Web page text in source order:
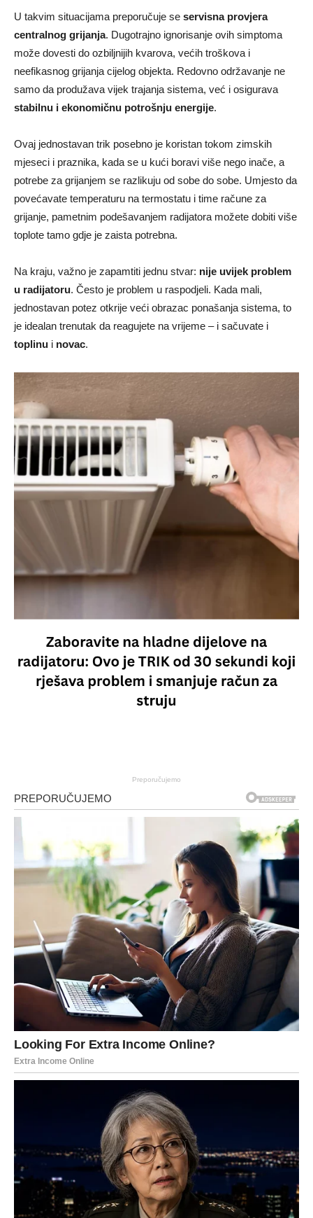
U takvim situacijama preporučuje se servisna provjera
centralnog grijanja. Dugotrajno ignorisanje ovih simptoma
može dovesti do ozbiljnijih kvarova, većih troškova i
neefikasnog grijanja cijelog objekta. Redovno održavanje ne
samo da produžava vijek trajanja sistema, već i osigurava
stabilnu i ekonomičnu potrošnju energije.
Ovaj jednostavan trik posebno je koristan tokom zimskih
mjeseci i praznika, kada se u kući boravi više nego inače, a
potrebe za grijanjem se razlikuju od sobe do sobe. Umjesto da
povećavate temperaturu na termostatu i time račune za
grijanje, pametnim podešavanjem radijatora možete dobiti više
toplote tamo gdje je zaista potrebna.
Na kraju, važno je zapamtiti jednu stvar: nije uvijek problem
u radijatoru. Često je problem u raspodjeli. Kada mali,
jednostavan potez otkrije veći obrazac ponašanja sistema, to
je idealan trenutak da reagujete na vrijeme – i sačuvate i
toplinu i novac.
Preporučujemo